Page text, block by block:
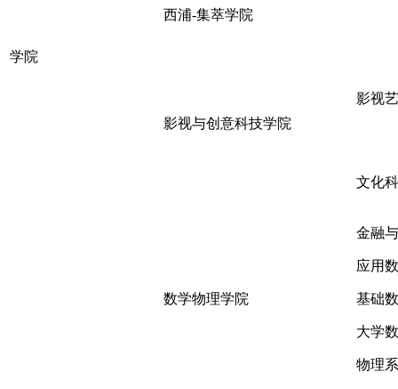
学院
西浦-集萃学院
影视与创意科技学院
影视
文化
数学物理学院
金融
应用
基础
大学
物理系